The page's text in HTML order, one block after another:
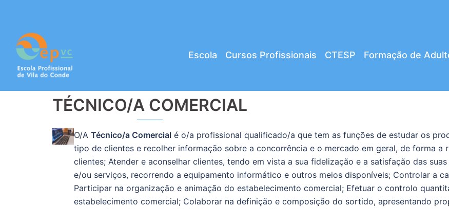
conteúdo
Escola Cursos Profissionais CTESP Formação de
TÉCNICO/A COMERCIAL
O/A Técnico/a Comercialé o/a profissional qualificado/a que tem as funções de estudar os
tipo de clientes e recolher informação sobre a concorrência e o mercado em geral, de forma a
clientes; Atender e aconselhar clientes, tendo em vista a sua fidelização e a satisfação das
e/ou serviços, recorrendo a equipamento informático e outros meios disponíveis; Controlar a
Participar na organização e animação do estabelecimento comercial; Efetuar o controlo
estabelecimento comercial; Colaborar na definição e composição do sortido, apresentando